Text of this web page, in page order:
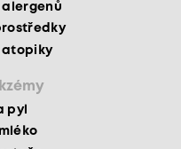
atopiky
pyl